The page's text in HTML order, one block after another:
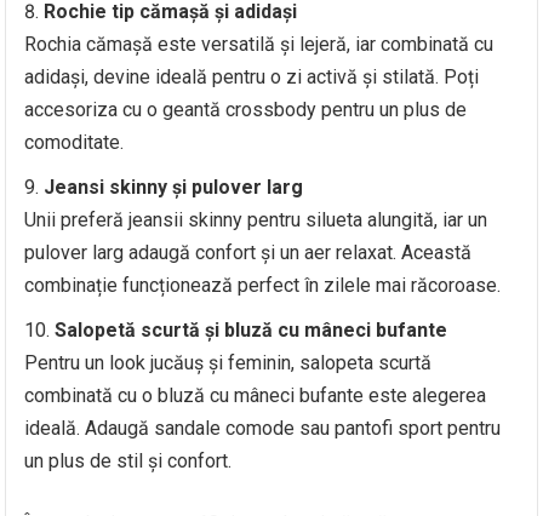
Rochie tip cămașă și adidași
Rochia cămașă este versatilă și lejeră, iar combinată cu
adidași, devine ideală pentru o zi activă și stilată. Poți
accesoriza cu o geantă crossbody pentru un plus de
comoditate.
Jeansi skinny și pulover larg
Unii preferă jeansii skinny pentru silueta alungită, iar un
pulover larg adaugă confort și un aer relaxat. Această
combinație funcționează perfect în zilele mai răcoroase.
Salopetă scurtă și bluză cu mâneci bufante
Pentru un look jucăuș și feminin, salopeta scurtă
combinată cu o bluză cu mâneci bufante este alegerea
ideală. Adaugă sandale comode sau pantofi sport pentru
un plus de stil și confort.